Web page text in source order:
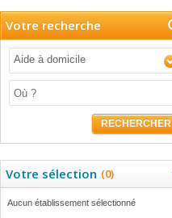
Votre recherche
Aide à domicile
RECHERCHER
Votre sélection (0)
Aucun établissement sélectionné